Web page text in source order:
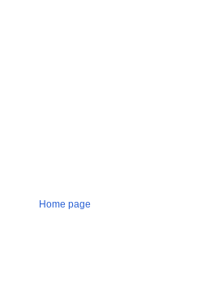
Home page